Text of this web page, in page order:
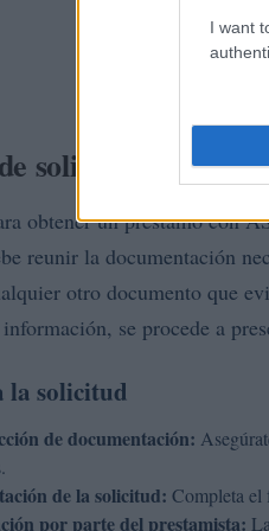
I want
solicitud de
obtener un préstamo con
reunir la documentación
otro documento que
se procede a
la solicitud
de documentación:
de la solicitud: Completa el
por parte del prestamista: